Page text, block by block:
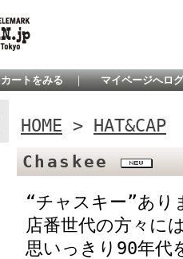
カートをみる ｜ マイページへロ
HOME > HAT&CAP
Chaskee
“チャスキー”あり
店番世代の方々に
思いっきり90年代